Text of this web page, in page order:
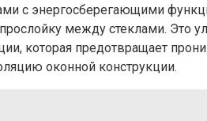
с энергосберегающими
между стеклами. Это
которая предотвращает
оконной конструкции.